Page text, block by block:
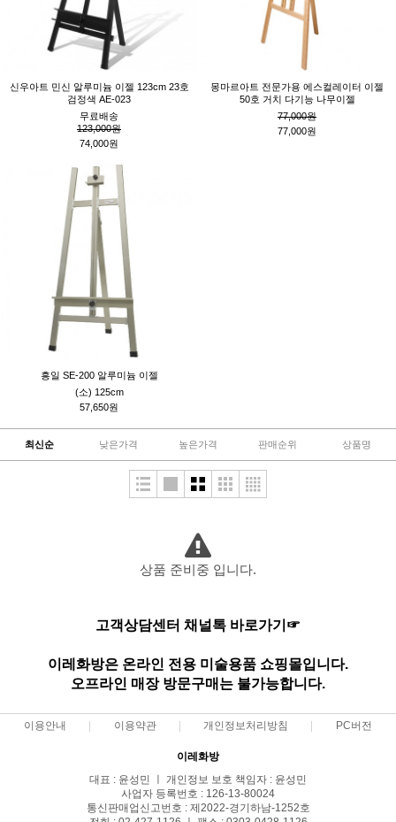
신우아트 민신 알루미늄 이젤 123cm 23호
검정색 AE-023
무료배송
123,000원
74,000원
몽마르아트 전문가용 에스컬레이터 이젤
50호 거치 다기능 나무이젤
77,000원
77,000원
흥일 SE-200 알루미늄 이젤
(소) 125cm
57,650원
최신순 낮은가격 높은가격 판매순위 상품명
상품 준비중 입니다.
고객상담센터 채널톡 바로가기☞
이레화방은 온라인 전용 미술용품 쇼핑몰입니다.
오프라인 매장 방문구매는 불가능합니다.
이용안내 이용약관 개인정보처리방침 PC버전
이레화방
대표 : 윤성민 ㅣ 개인정보 보호 책임자 : 윤성민
사업자 등록번호 : 126-13-80024
통신판매업신고번호 : 제2022-경기하남-1252호